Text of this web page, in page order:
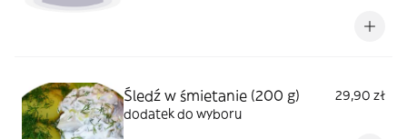
Śledź w śmietanie (200 g)
29,90 zł
dodatek do wyboru